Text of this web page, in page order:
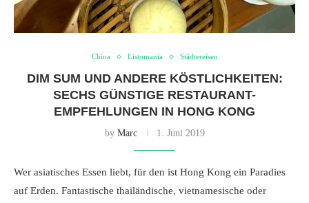
China Listomania Städtereisen
DIM SUM UND ANDERE KÖSTLICHKEITEN:
SECHS GÜNSTIGE RESTAURANT-
EMPFEHLUNGEN IN HONG KONG
by Marc 1. Juni 2019
Wer asiatisches Essen liebt, für den ist Hong Kong ein Paradies
auf Erden. Fantastische thailändische, vietnamesische oder